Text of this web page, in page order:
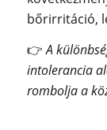
bőrirritáció,
👉A
intolerancia
rombolja a